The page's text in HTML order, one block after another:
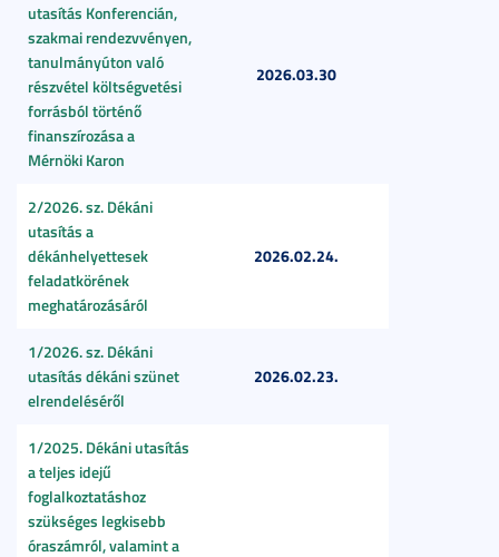
utasítás Konferencián,
szakmai rendezvvényen,
tanulmányúton való
részvétel költségvetési
forrásból történő
finanszírozása a
Mérnöki Karon
2026.03.30
2/2026. sz. Dékáni
utasítás a
dékánhelyettesek
feladatkörének
meghatározásáról
2026.02.24.
1/2026. sz. Dékáni
utasítás dékáni szünet
elrendeléséről
2026.02.23.
1/2025. Dékáni utasítás
a teljes idejű
foglalkoztatáshoz
szükséges legkisebb
óraszámról, valamint a